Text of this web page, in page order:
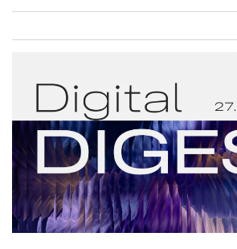
2025 года и объединивший
OSH с сетью «Урюк». Концепт